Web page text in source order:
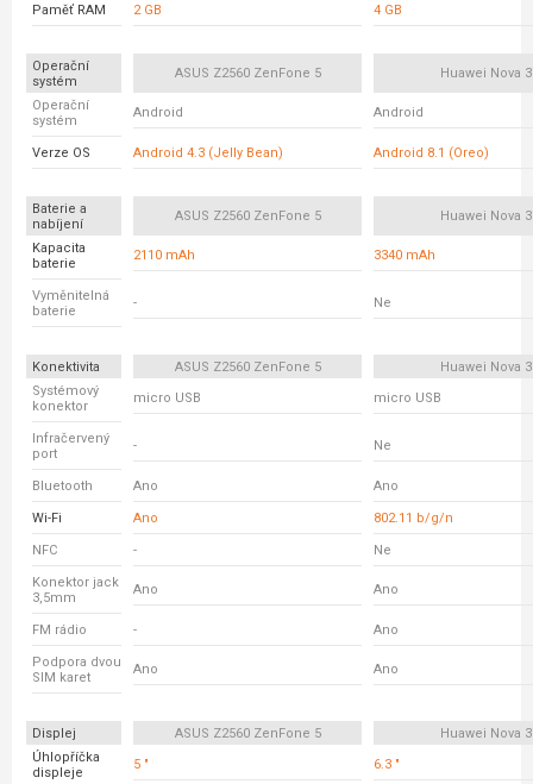
Paměť RAM 2 GB 4 GB
Operační
systém
ASUS Z2560 ZenFone 5 Huawei Nova
Operační
systém
Android Android
Verze OS Android 4.3 (Jelly Bean) Android 8.1 (Oreo)
Baterie a
nabíjení
ASUS Z2560 ZenFone 5 Huawei Nova
Kapacita
baterie
2110 mAh 3340 mAh
Vyměnitelná
baterie
- Ne
Konektivita ASUS Z2560 ZenFone 5
Huawei Nova
Systémový
konektor
micro USB micro USB
Infračervený
port
- Ne
Bluetooth Ano Ano
Wi-Fi Ano 802.11 b/g/n
NFC - Ne
Konektor jack
3,5mm
Ano Ano
FM rádio - Ano
Podpora dvou
SIM karet
Ano Ano
Displej ASUS Z2560 ZenFone 5
Huawei Nova
Úhlopříčka
displeje
5 " 6.3 "